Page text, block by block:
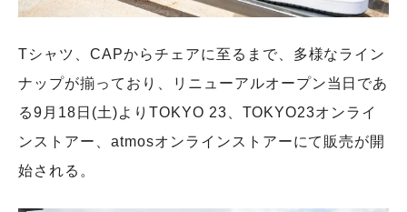
Tシャツ、CAPからチェアに⾄るまで、多様なライン
ナップが揃っており、リニューアルオープン当日であ
る9⽉18⽇(⼟)よりTOKYO 23、TOKYO23オンライ
ンストアー、atmosオンラインストアーにて販売が開
始される。